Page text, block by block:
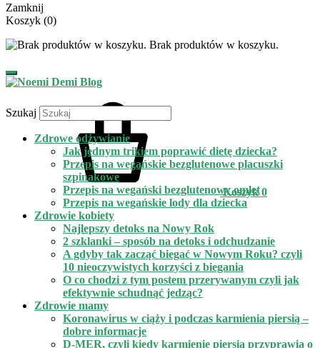
Zamknij
Koszyk (0)
Brak produktów w koszyku.
Koszyk 0
Szukaj
Zdrowe odżywianie
Jak jednym trikiem poprawić dietę dziecka?
Przepis na wegańskie bezglutenowe placuszki
szpinakowe
Przepis na wegański bezglutenowy omlet
Przepis na wegańskie lody dla dziecka
Zdrowie kobiety
Najlepszy detoks na Nowy Rok
2 szklanki – sposób na detoks i odchudzanie
A gdyby tak zacząć biegać w Nowym Roku? czyli
10 nieoczywistych korzyści z biegania
O co chodzi z tym postem przerywanym czyli jak
efektywnie schudnąć jedząc?
Zdrowie mamy
Koronawirus w ciąży i podczas karmienia piersią –
dobre informacje
D-MER, czyli kiedy karmienie piersią przyprawia o